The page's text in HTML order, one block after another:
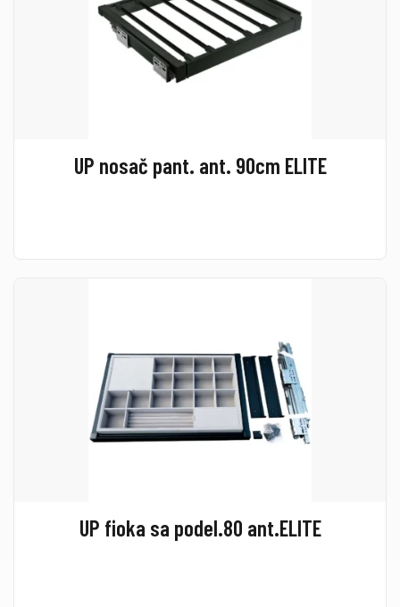
UP nosač pant. ant. 90cm ELITE
UP fioka sa podel.80 ant.ELITE